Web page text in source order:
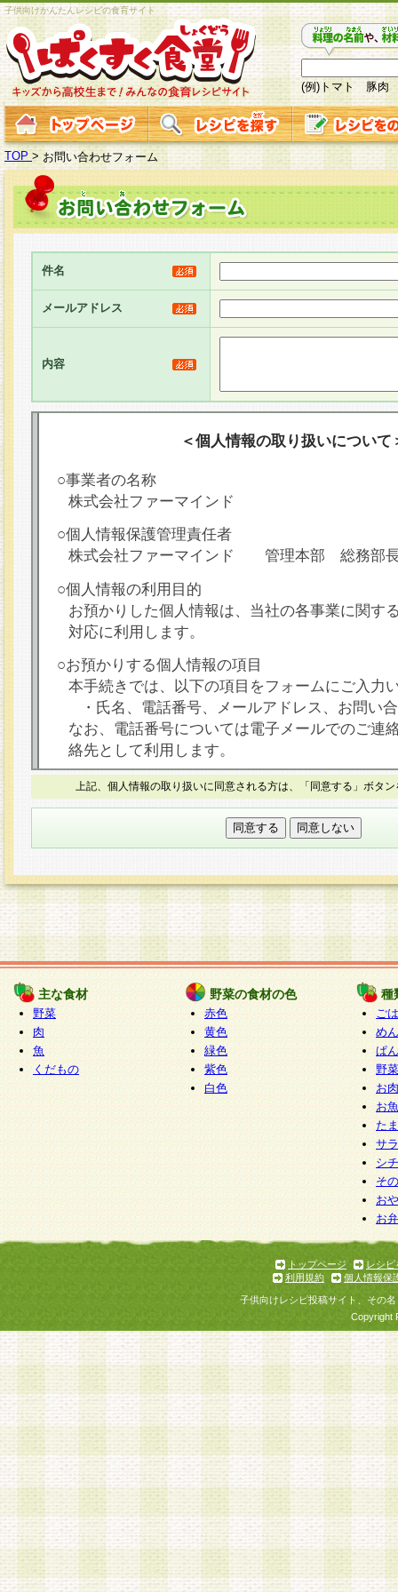
子供向けかんたんレシピの食育サイト
(例)トマト 豚肉
TOP > お問い合わせフォーム
件名
メールアドレス
内容
＜個人情報の取り扱いについて
○事業者の名称
株式会社ファーマインド
○個人情報保護管理責任者
株式会社ファーマインド 管理本部 総務部
○個人情報の利用目的
お預かりした個人情報は、当社の各事業に関す
対応に利用します。
○お預かりする個人情報の項目
本手続きでは、以下の項目をフォームにご入力
・氏名、電話番号、メールアドレス、お問い
なお、電話番号については電子メールでのご連
絡先として利用します。
○本人が容易に認識できない方法による個人情報
本フォームでは、セッション管理のためCookie
○個人情報の第三者提供について
力いただく個人情報は第三者に提供しません。
○個人情報の委託について
個人情報の取り扱いを外部に委託する場合は、
情報管理基準を満たす企業を選定して委託を行
が行われるよう監督します。
○開示対象個人情報の開示等および問い合わせ窓口
本人からの求めにより、当社が本件により取得
報の利用目的の通知・開示・内容の訂正・追加
停止・消去及び第三者への提供の禁止（以下、
といいます。）に応じます。
開示等に応じる窓口は以下になります。
ぱくすく食堂個人情報お客様相談窓口 paku-
m
個人情報を与えることは任意ですが、個人情報
意をいただけない場合には、当社のサービスの
お問い合わせ・ご相談への対応ができない場合
上記、個人情報の取り扱いに同意される方は、「同意する」ボタ
主な食材
野菜
肉
魚
くだもの
野菜の食材の色
赤色
黄色
緑色
紫色
白色
種
ご
めん
ぱん
野
お
お
た
サ
シ
そ
お
お
トップページ
レシピ
利用規約
個人情報保
子供向けレシピ投稿サイト、その
Copyright